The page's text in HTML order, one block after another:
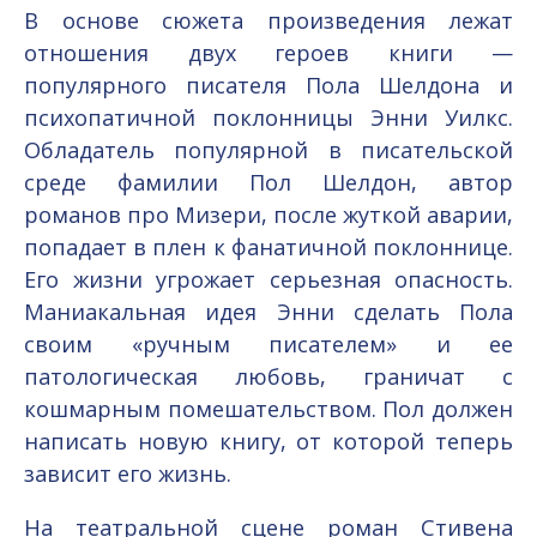
В основе сюжета произведения лежат
отношения двух героев книги —
популярного писателя Пола Шелдона и
психопатичной поклонницы Энни Уилкс.
Обладатель популярной в писательской
среде фамилии Пол Шелдон, автор
романов про Мизери, после жуткой аварии,
попадает в плен к фанатичной поклоннице.
Его жизни угрожает серьезная опасность.
Маниакальная идея Энни сделать Пола
своим «ручным писателем» и ее
патологическая любовь, граничат с
кошмарным помешательством. Пол должен
написать новую книгу, от которой теперь
зависит его жизнь.
На театральной сцене роман Стивена